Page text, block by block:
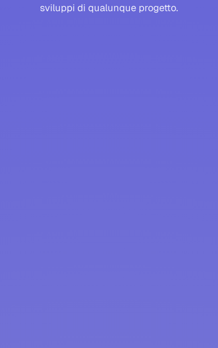
sviluppi di qualunque progetto.